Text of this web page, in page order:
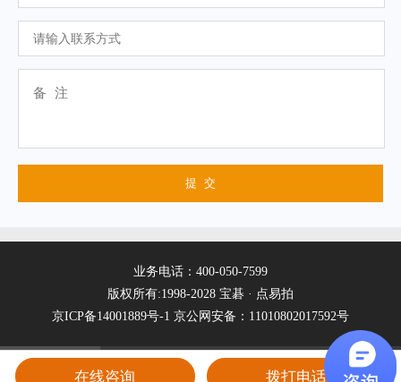
业务电话：400-050-7599
版权所有:1998-2028 宝碁 · 点易拍
京ICP备14001889号-1 京公网安备：11010802017592号
在线咨询 拨打电话